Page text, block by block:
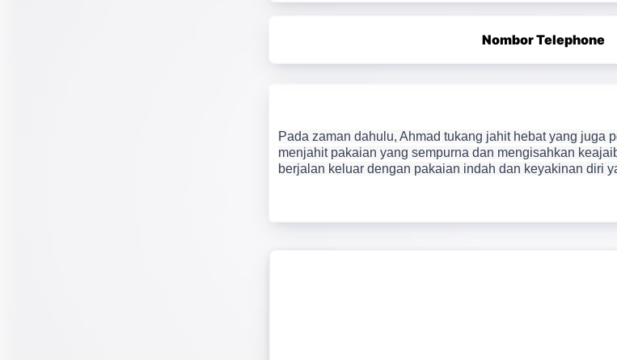
Nombor Telephone
Pada zaman dahulu, Ahmad tukang jahit hebat yang juga
menjahit pakaian yang sempurna dan mengisahkan
berjalan keluar dengan pakaian indah dan keyakinan diri